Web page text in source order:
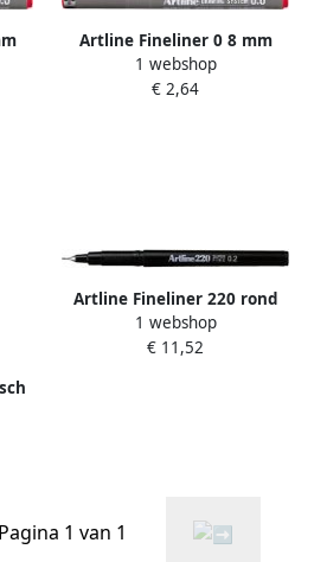
Artline Fineliner 0 8 mm
rood
1 webshop
€ 2,64
Artline Fineliner 220 rond
super fijn zwart
1 webshop
€ 11,52
Pagina 1 van 1